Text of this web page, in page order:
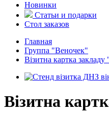
Новинки
Статьи и подарки
Стол заказов
Главная
Группа "Веночек"
Візитна картка
Візитна